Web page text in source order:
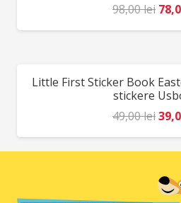
98,00lei
REDUCERI!
Little First Sticker Book
stickere
49,00lei
a
fost: